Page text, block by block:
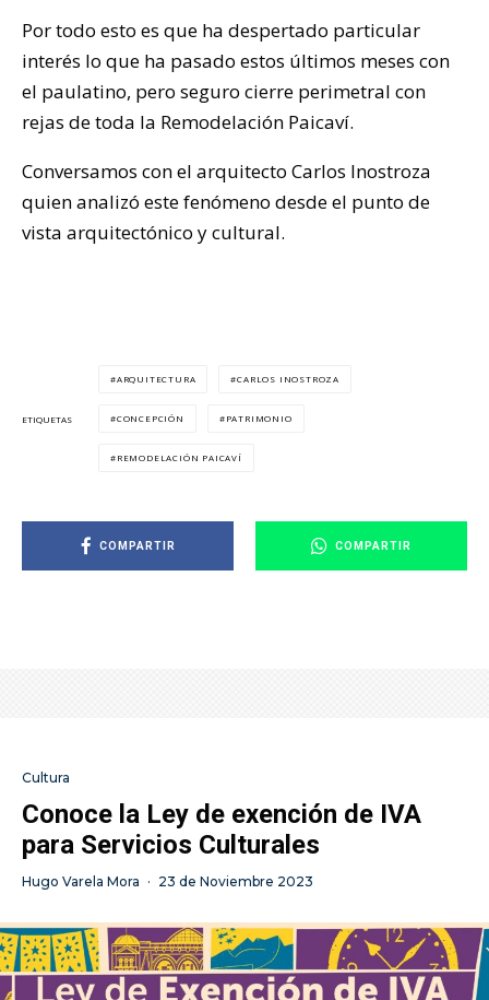
Por todo esto es que ha despertado particular
interés lo que ha pasado estos últimos meses con
el paulatino, pero seguro cierre perimetral con
rejas de toda la Remodelación Paicaví.
Conversamos con el arquitecto Carlos Inostroza
quien analizó este fenómeno desde el punto de
vista arquitectónico y cultural.
ETIQUETAS
ARQUITECTURA CARLOS INOSTROZA
CONCEPCIÓN PATRIMONIO
REMODELACIÓN PAICAVÍ
COMPARTIR COMPARTIR
Cultura
Conoce la Ley de exención de IVA
para Servicios Culturales
Hugo Varela Mora · 23 de Noviembre 2023